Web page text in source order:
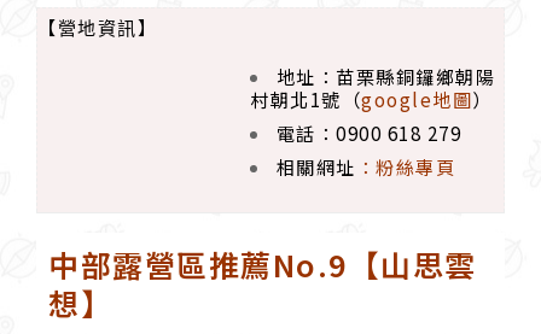
【營地資訊】
地址：苗栗縣銅鑼鄉朝陽
村朝北1號（google地圖）
電話：0900 618 279
相關網址 ：粉絲專頁
中部露營區推薦No.9【山思雲
想】